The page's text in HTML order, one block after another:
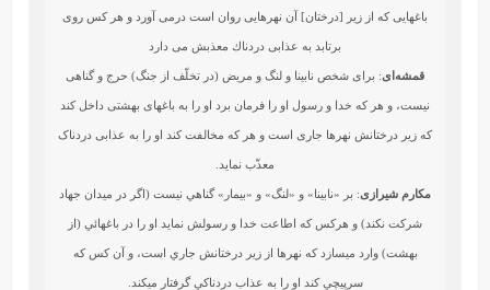
باغهايى كه از زير [درختان] آن نهرهايى روان است درمى ‏آورد و هر كس روى
برتابد به عذابى دردناك معذبش مى دارد
قمشه‌ای: برای شخص نابینا و لنگ و مریض (در تخلّف از جنگ) حرج و گناهی
نیست، و هر که خدا و رسول او را فرمان برد او را به باغهای بهشتی داخل کند
که زیر درختانش نهرها جاری است و هر که مخالفت کند او را به عذابی دردناک
معذّب نماید.
مکارم شیرازی: بر «نابينا» و «لنگ» و «بيمار» گناهي نيست (اگر در ميدان جهاد
شركت نكند) و هركس كه اطاعت خدا و رسولش نمايد او را در باغهائي (از
بهشت) وارد مي‏سازد كه نهرها از زير درختانش جاري است، و آن كس كه
سرپيچي كند او را به عذاب دردناكي گرفتار مي‏كند.